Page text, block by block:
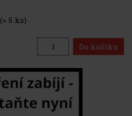
(> 5 ks)
Do košíku